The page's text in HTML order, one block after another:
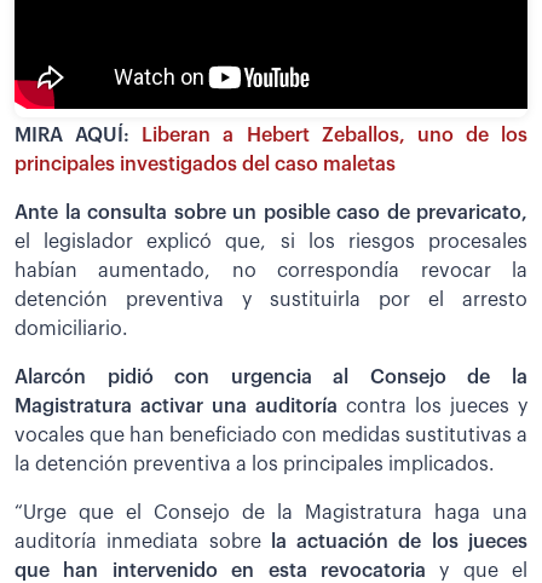
MIRA AQUÍ:
Liberan a Hebert Zeballos, uno de los
principales investigados del caso maletas
Ante la consulta sobre un posible caso de prevaricato,
el legislador explicó que, si los riesgos procesales
habían aumentado, no correspondía revocar la
detención preventiva y sustituirla por el arresto
domiciliario.
Alarcón pidió con urgencia al Consejo de la
Magistratura activar una auditoría contra los jueces y
vocales que han beneficiado con medidas sustitutivas a
la detención preventiva a los principales implicados.
“Urge que el Consejo de la Magistratura haga una
auditoría inmediata sobre
la actuación de los jueces
que han intervenido en esta revocatoria y que el